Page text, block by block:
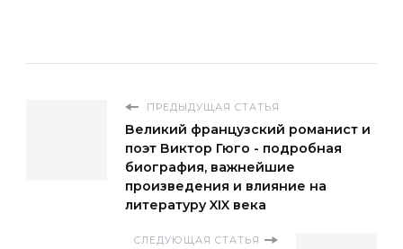
ПРЕДЫДУЩАЯ СТАТЬЯ
Великий французский романист и
поэт Виктор Гюго - подробная
биография, важнейшие
произведения и влияние на
литературу XIX века
СЛЕДУЮЩАЯ СТАТЬЯ